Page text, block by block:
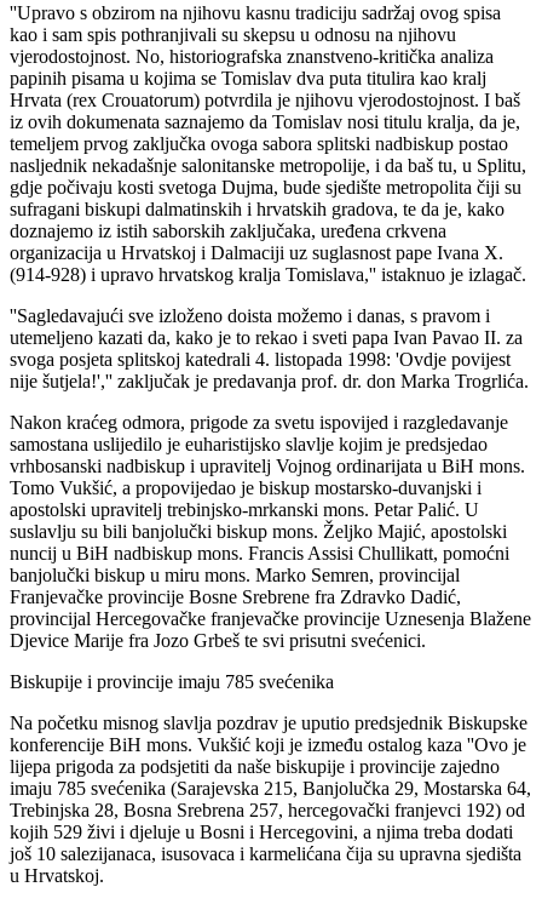
''Upravo s obzirom na njihovu kasnu tradiciju sadržaj ovog spisa
kao i sam spis pothranjivali su skepsu u odnosu na njihovu
vjerodostojnost. No, historiografska znanstveno-kritička analiza
papinih pisama u kojima se Tomislav dva puta titulira kao kralj
Hrvata (rex Crouatorum) potvrdila je njihovu vjerodostojnost. I baš
iz ovih dokumenata saznajemo da Tomislav nosi titulu kralja, da je,
temeljem prvog zaključka ovoga sabora splitski nadbiskup postao
nasljednik nekadašnje salonitanske metropolije, i da baš tu, u Splitu,
gdje počivaju kosti svetoga Dujma, bude sjedište metropolita čiji su
sufragani biskupi dalmatinskih i hrvatskih gradova, te da je, kako
doznajemo iz istih saborskih zaključaka, uređena crkvena
organizacija u Hrvatskoj i Dalmaciji uz suglasnost pape Ivana X.
(914-928) i upravo hrvatskog kralja Tomislava,'' istaknuo je izlagač.
''Sagledavajući sve izloženo doista možemo i danas, s pravom i
utemeljeno kazati da, kako je to rekao i sveti papa Ivan Pavao II. za
svoga posjeta splitskoj katedrali 4. listopada 1998: 'Ovdje povijest
nije šutjela!','' zaključak je predavanja prof. dr. don Marka Trogrlića.
Nakon kraćeg odmora, prigode za svetu ispovijed i razgledavanje
samostana uslijedilo je euharistijsko slavlje kojim je predsjedao
vrhbosanski nadbiskup i upravitelj Vojnog ordinarijata u BiH mons.
Tomo Vukšić, a propovijedao je biskup mostarsko-duvanjski i
apostolski upravitelj trebinjsko-mrkanski mons. Petar Palić. U
suslavlju su bili banjolučki biskup mons. Željko Majić, apostolski
nuncij u BiH nadbiskup mons. Francis Assisi Chullikatt, pomoćni
banjolučki biskup u miru mons. Marko Semren, provincijal
Franjevačke provincije Bosne Srebrene fra Zdravko Dadić,
provincijal Hercegovačke franjevačke provincije Uznesenja Blažene
Djevice Marije fra Jozo Grbeš te svi prisutni svećenici.
Biskupije i provincije imaju 785 svećenika
Na početku misnog slavlja pozdrav je uputio predsjednik Biskupske
konferencije BiH mons. Vukšić koji je između ostalog kaza ''Ovo je
lijepa prigoda za podsjetiti da naše biskupije i provincije zajedno
imaju 785 svećenika (Sarajevska 215, Banjolučka 29, Mostarska 64,
Trebinjska 28, Bosna Srebrena 257, hercegovački franjevci 192) od
kojih 529 živi i djeluje u Bosni i Hercegovini, a njima treba dodati
još 10 salezijanaca, isusovaca i karmelićana čija su upravna sjedišta
u Hrvatskoj.